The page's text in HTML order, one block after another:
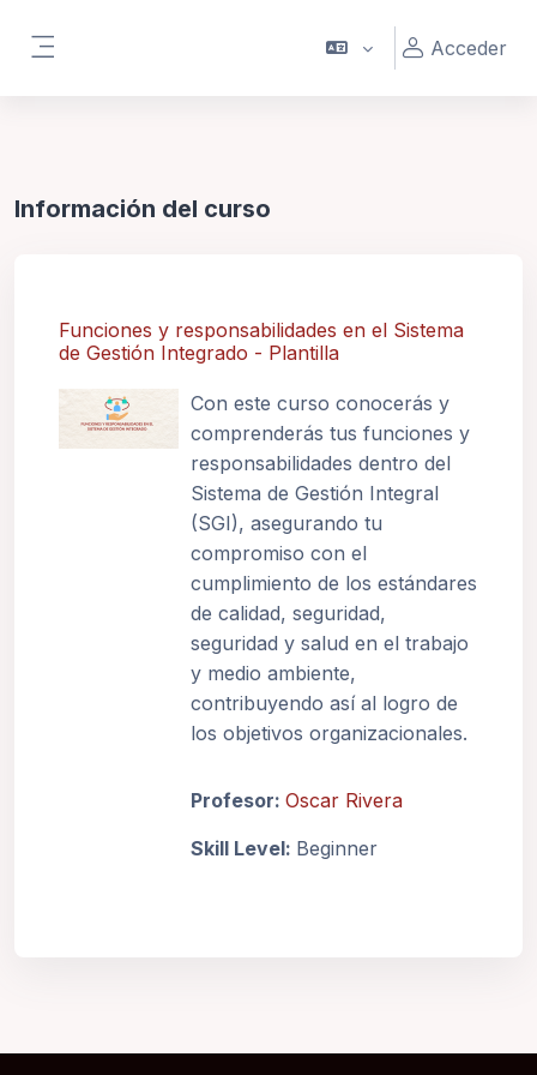
Acceder
Información del curso
Funciones y responsabilidades en el Sistema
de Gestión Integrado - Plantilla
Con este curso conocerás y
comprenderás tus funciones y
responsabilidades dentro del
Sistema de Gestión Integral
(SGI), asegurando tu
compromiso con el
cumplimiento de los estándares
de calidad, seguridad,
seguridad y salud en el trabajo
y medio ambiente,
contribuyendo así al logro de
los objetivos organizacionales.
Profesor: Oscar Rivera
Skill Level: Beginner